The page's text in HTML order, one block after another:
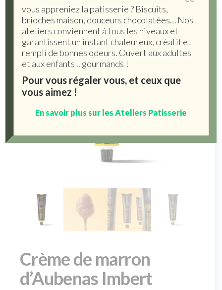
Crème de marron
d’Aubenas Imbert
vous appreniez la patisserie ? Biscuits,
brioches maison, douceurs chocolatées… Nos
ateliers conviennent à tous les niveaux et
garantissent un instant chaleureux, créatif et
rempli de bonnes odeurs. Ouvert aux adultes
et aux enfants .. gourmands !
Pour vous régaler vous, et ceux que
vous aimez !
En savoir plus sur les Ateliers Patisserie